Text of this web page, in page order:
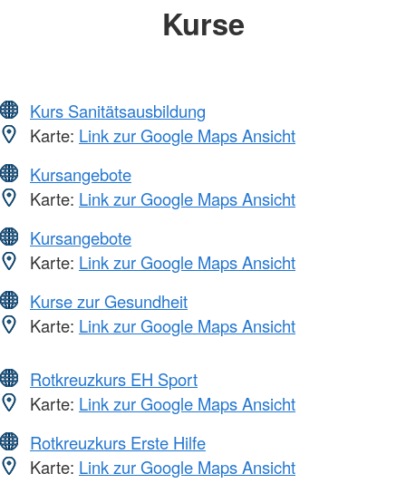
Kurse
Kurs Sanitätsausbildung
Karte: Link zur Google Maps Ansicht
Kursangebote
Karte: Link zur Google Maps Ansicht
Kursangebote
Karte: Link zur Google Maps Ansicht
Kurse zur Gesundheit
Karte: Link zur Google Maps Ansicht
Rotkreuzkurs EH Sport
Karte: Link zur Google Maps Ansicht
Rotkreuzkurs Erste Hilfe
Karte: Link zur Google Maps Ansicht